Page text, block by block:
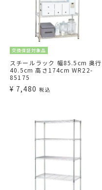
交換保証対象品
スチールラック 幅85.5cm 奥行
40.5cm 高さ174cm WR22-
85175
¥ 7,480 税込